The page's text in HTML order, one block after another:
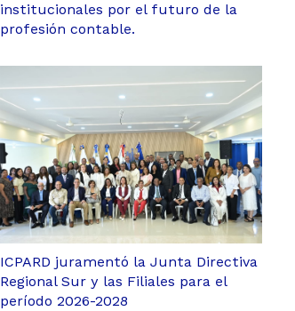
institucionales por el futuro de la
profesión contable.
ICPARD juramentó la Junta Directiva
Regional Sur y las Filiales para el
período 2026-2028